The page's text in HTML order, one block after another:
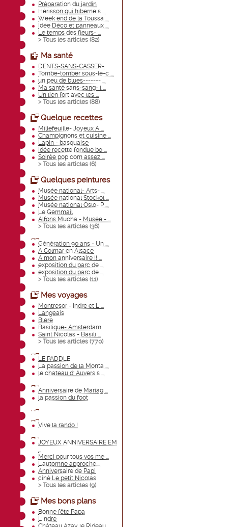
Préparation du jardin
Hérisson qui hiberne s ...
Week end de la Toussa ...
Idée Déco et panneaux ...
Le temps des fleurs- ...
> Tous les articles (82)
Ma santé
DENTS-SANS-CASSER-
Tombe-tomber sous-le-c ...
un peu de blues------- ...
Ma santé sans-sang- l ...
Un lien fort avec les ...
> Tous les articles (88)
Quelque recettes
Millefeuille- Joyeux A ...
Champignons et cuisine ...
Lapin - basquaise
Idée recette fondue bo ...
Soirée pop corn assez ...
> Tous les articles (6)
Quelques peintures
Musée national- Arts- ...
Musée national Stockol ...
Musée national Oslo- P ...
Le Gemmail
Alfons Mucha - Musée - ...
> Tous les articles (36)
Génération 90 ans - Un ...
A Colmar en Alsace
A mon anniversaire !! ...
exposition du parc de ...
exposition du parc de ...
> Tous les articles (11)
Mes voyages
Montresor - Indre et L ...
Langeais
Blere
Basilique- Amsterdam
Saint Nicolas - Basili ...
> Tous les articles (770)
LE PADDLE
La passion de la Monta ...
le chateau d' Auvers s ...
Anniversaire de Mariag ...
la passion du foot
Vive la rando !
JOYEUX ANNIVERSAIRE EM
...
Merci pour tous vos me ...
L'automne approche....
Anniversaire de Papi
ciné Le petit Nicolas
> Tous les articles (9)
Mes bons plans
Bonne fête Papa
L'Indre